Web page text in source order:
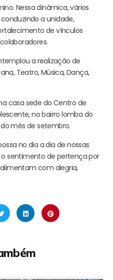
Nessa dinâmica, vários
a unidade,
de vínculos
a realização de
Teatro, Música, Dança,
casa sede do Centro de
no bairro lomba do
mês de setembro.
no dia a dia de nossas
sentimento de pertença por
com alegria,